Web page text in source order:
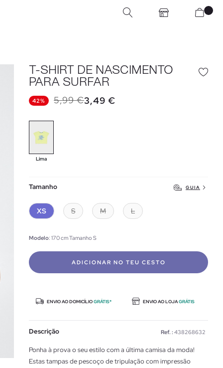
T-SHIRT DE NASCIMENTO
PARA SURFAR
42% 5,99 €3,49 €
Lima
Tamanho GUIA
XS S M L
Modelo: 170 cm Tamanho S
ADICIONAR NO TEU CESTO
ENVIO AO DOMICÍLIOGRÁTIS* ENVIO AO LOJAGRÁTIS
Descrição Ref. : 438268632
Ponha à prova o seu estilo com a última camisa da moda!
Estas tampas de pescoço de tripulação com impressão